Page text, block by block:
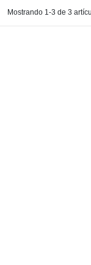
Mostrando 1-3 de 3